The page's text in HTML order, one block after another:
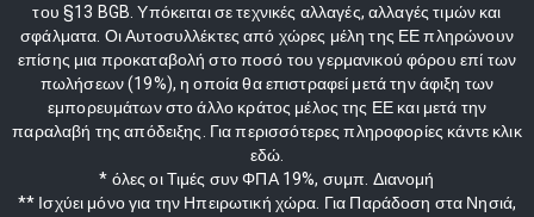
του §13 BGB. Υπόκειται σε τεχνικές αλλαγές, αλλαγές τιμών και
σφάλματα. Οι Αυτοσυλλέκτες από χώρες μέλη της ΕΕ πληρώνουν
επίσης μια προκαταβολή στο ποσό του γερμανικού φόρου επί των
πωλήσεων (19%), η οποία θα επιστραφεί μετά την άφιξη των
εμπορευμάτων στο άλλο κράτος μέλος της ΕΕ και μετά την
παραλαβή της απόδειξης. Για περισσότερες πληροφορίες κάντε κλικ
εδώ.
* όλες οι Τιμές συν ΦΠΑ 19%, συμπ. Διανομή
** Ισχύει μόνο για την Ηπειρωτική χώρα. Για Παράδοση στα Νησιά,